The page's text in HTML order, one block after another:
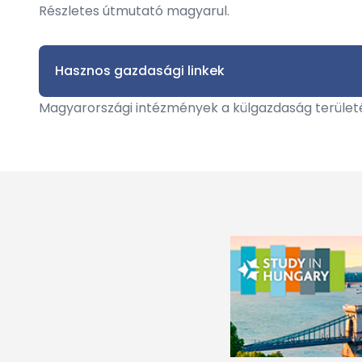
Részletes útmutató magyarul.
Hasznos gazdasági linkek
Magyarországi intézmények a külgazdaság